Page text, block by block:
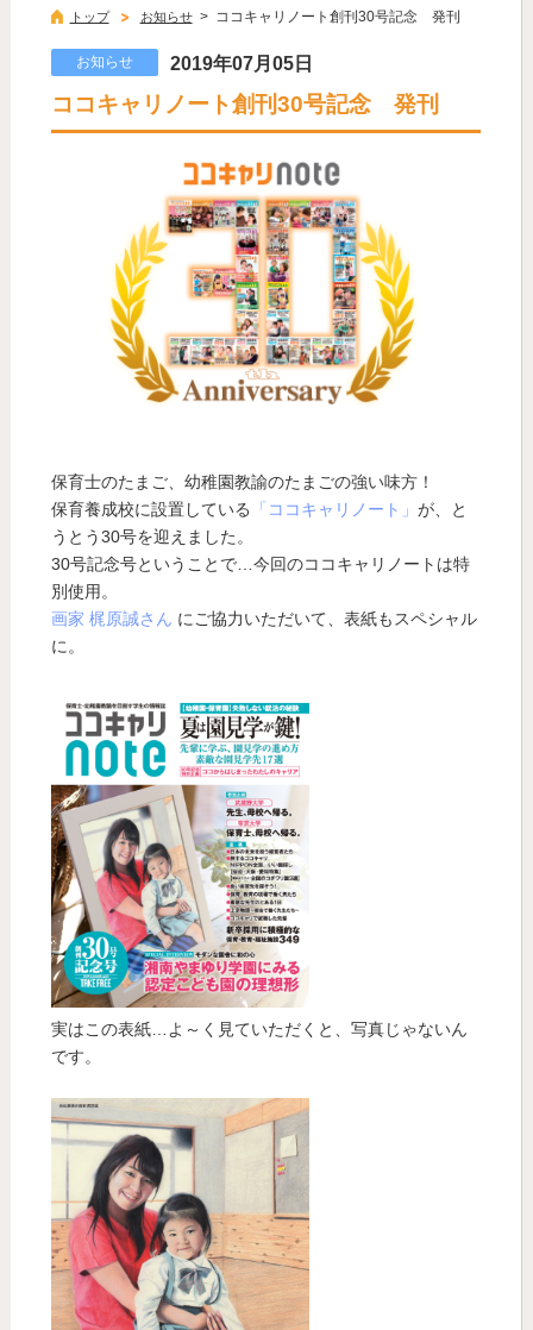
トップ お知らせ> ココキャリノート創刊30号記念 発刊
お知らせ 2019年07月05日
ココキャリノート創刊30号記念 発刊
保育士のたまご、幼稚園教諭のたまごの強い味方！
保育養成校に設置している 「ココキャリノート」 が、と
うとう30号を迎えました。
30号記念号ということで…今回のココキャリノートは特
別使用。
画家 梶原誠さん にご協力いただいて、表紙もスペシャル
に。
実はこの表紙…よ～く見ていただくと、写真じゃないん
です。